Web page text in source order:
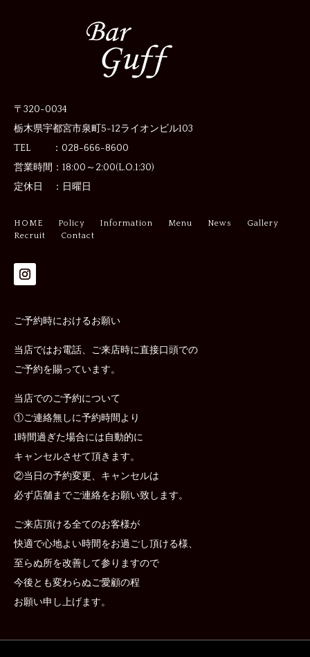
〒320-0034
栃木県宇都宮市泉町5-12ライオンビル103
TEL ：028-666-8600
営業時間： 18:00～2:00(L.O.1:30)
定休日 ： 日曜日
HOME Policy Information Menu News
Gallery
Recruit
Contact
ご予約時におけるお願い
当店ではお電話、ご来店時に直接口頭での
ご予約を賜っています。
当店でのご予約について
①ご連絡無しに予約時間より
1時間過ぎた場合には自動的に
キャンセルさせて頂きます。
②当日の予約変更、キャンセルは
必ず店舗までご連絡をお願い致します。
ご来店頂ける全てのお客様が
快適で心地よい時間をお過ごし頂ける様、
至らぬ所を改善して参りますので
今後とも変わらぬご愛顧の程
お願い申し上げます。